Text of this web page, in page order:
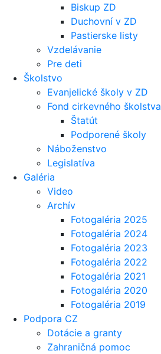
Biskup ZD
Duchovní v ZD
Pastierske listy
Vzdelávanie
Pre deti
Školstvo
Evanjelické školy v ZD
Fond cirkevného školstva
Štatút
Podporené školy
Náboženstvo
Legislatíva
Galéria
Video
Archív
Fotogaléria 2025
Fotogaléria 2024
Fotogaléria 2023
Fotogaléria 2022
Fotogaléria 2021
Fotogaléria 2020
Fotogaléria 2019
Podpora CZ
Dotácie a granty
Zahraničná pomoc